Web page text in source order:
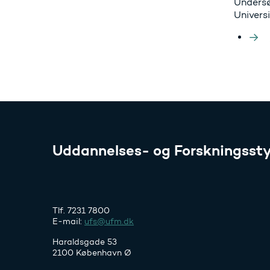
Uddannelses- og
Tlf. 7231 7800
E-mail: ufs@ufm.dk
Haraldsgade 53
2100 København Ø